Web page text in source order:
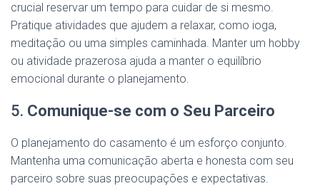
crucial reservar um tempo para cuidar de si mesmo.
Pratique atividades que ajudem a relaxar, como ioga,
meditação ou uma simples caminhada. Manter um hobby
ou atividade prazerosa ajuda a manter o equilíbrio
emocional durante o planejamento.
5. Comunique-se com o Seu Parceiro
O planejamento do casamento é um esforço conjunto.
Mantenha uma comunicação aberta e honesta com seu
parceiro sobre suas preocupações e expectativas.